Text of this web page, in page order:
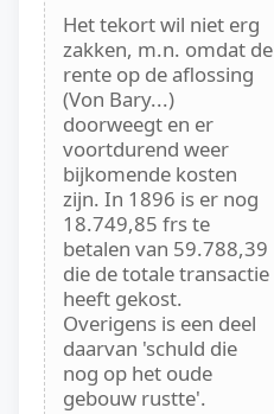
Het tekort wil niet erg
zakken, m.n. omdat de
rente op de aflossing
(Von Bary...)
doorweegt en er
voortdurend weer
bijkomende kosten
zijn. In 1896 is er nog
18.749,85 frs te
betalen van 59.788,39
die de totale transactie
heeft gekost.
Overigens is een deel
daarvan 'schuld die
nog op het oude
gebouw rustte'.